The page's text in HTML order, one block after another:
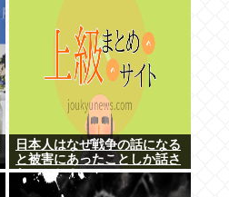
日本人はなぜ戦争の話になる
と被害にあったことしか話さ
ないのか？